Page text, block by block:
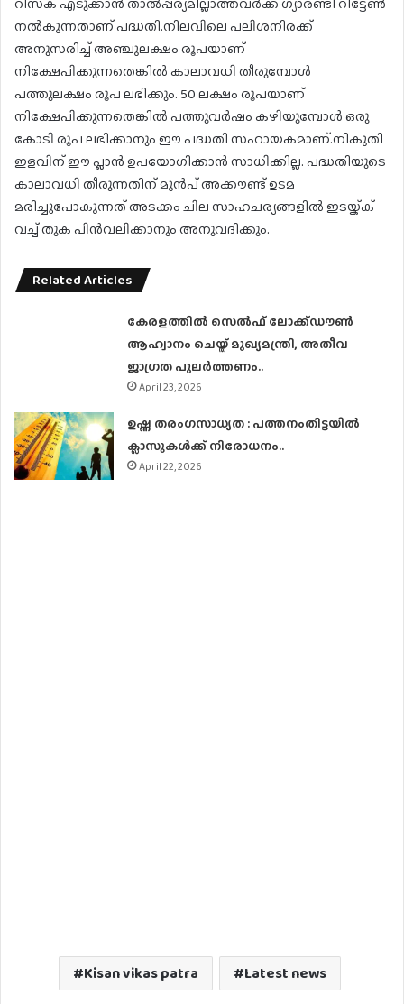
നല്‍കുന്നതാണ് പദ്ധതി.നിലവിലെ പലിശനിരക്ക്
അനുസരിച്ച് അഞ്ചുലക്ഷം രൂപയാണ്
നിക്ഷേപിക്കുന്നതെങ്കില്‍ കാലാവധി തീരുമ്പോള്‍
പത്തുലക്ഷം രൂപ ലഭിക്കും. 50 ലക്ഷം രൂപയാണ്
നിക്ഷേപിക്കുന്നതെങ്കില്‍ പത്തുവര്‍ഷം കഴിയുമ്പോള്‍ ഒരു
കോടി രൂപ ലഭിക്കാനും ഈ പദ്ധതി സഹായകമാണ്.നികുതി
ഇളവിന് ഈ പ്ലാന്‍ ഉപയോഗിക്കാന്‍ സാധിക്കില്ല. പദ്ധതിയുടെ
കാലാവധി തീരുന്നതിന് മുന്‍പ് അക്കൗണ്ട് ഉടമ
മരിച്ചുപോകുന്നത് അടക്കം ചില സാഹചര്യങ്ങളില്‍ ഇടയ്ക്ക്
വച്ച് തുക പിന്‍വലിക്കാനും അനുവദിക്കും.
Related Articles
കേരളത്തിൽ സെൽഫ് ലോക്ക്ഡൗൺ
ആഹ്വാനം ചെയ്ത് മുഖ്യമന്ത്രി, അതീവ
ജാഗ്രത പുലർത്തണം..
April 23, 2026
ഉഷ്ണ തരംഗസാധ്യത : പത്തനംതിട്ടയില്‍
ക്ലാസുകള്‍ക്ക് നിരോധനം..
April 22, 2026
Kisan vikas patra Latest news